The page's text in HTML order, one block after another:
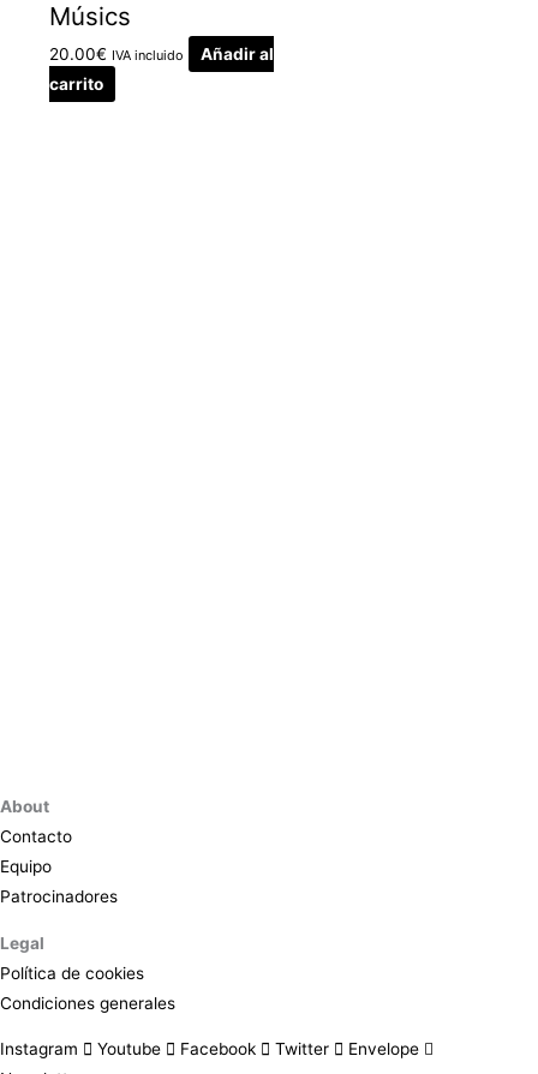
Músics
20.00€ IVA incluido
Añadir al
carrito
About
Contacto
Equipo
Patrocinadores
Legal
Política de cookies
Condiciones generales
Instagram Youtube Facebook Twitter
Envelope